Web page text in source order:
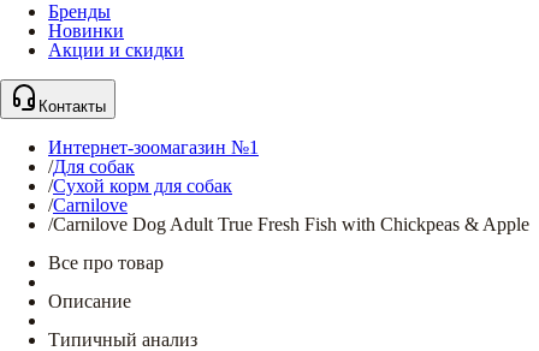
Бренды
Новинки
Акции и скидки
Контакты
Интернет-зоомагазин №1
/Для собак
/Сухой корм для собак
/Carnilove
/Carnilove Dog Adult True Fresh Fish with Chickpeas & Apple
Все про товар
Описание
Типичный анализ